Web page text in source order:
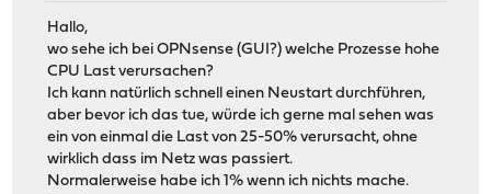
Hallo,
wo sehe ich bei OPNsense (GUI?) welche Prozesse hohe
CPU Last verursachen?
Ich kann natürlich schnell einen Neustart durchführen,
aber bevor ich das tue, würde ich gerne mal sehen was
ein von einmal die Last von 25-50% verursacht, ohne
wirklich dass im Netz was passiert.
Normalerweise habe ich 1% wenn ich nichts mache.